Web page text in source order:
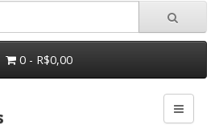
0 - R$0,00